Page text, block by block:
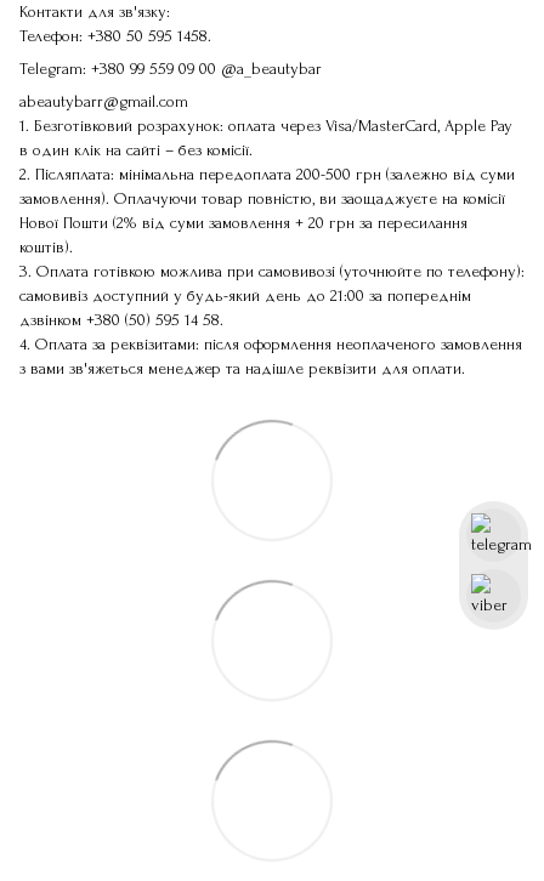
Контакти для зв'язку:
Телефон: +380 50 595 1458.
Telegram: +380 99 559 09 00 @a_beautybar
abeautybarr@gmail.com
1. Безготівковий розрахунок: оплата через Visa/MasterCard, Apple Pay
в один клік на сайті – без комісії.
2. Післяплата: мінімальна передоплата 200-500 грн (залежно від суми
замовлення). Оплачуючи товар повністю, ви заощаджуєте на комісії
Нової Пошти (2% від суми замовлення + 20 грн за пересилання
коштів).
3. Оплата готівкою можлива при самовивозі (уточнюйте по телефону):
самовивіз доступний у будь-який день до 21:00 за попереднім
дзвінком +380 (50) 595 14 58.
4. Оплата за реквізитами: після оформлення неоплаченого замовлення
з вами зв'яжеться менеджер та надішле реквізити для оплати.